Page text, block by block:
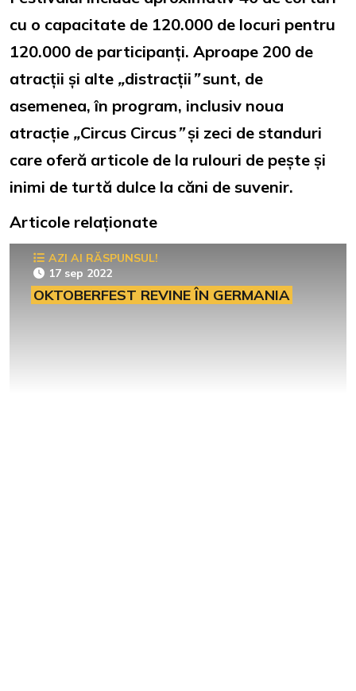
cu o capacitate de 120.000 de locuri pentru
120.000 de participanți. Aproape 200 de
atracții și alte „distracții”sunt, de
asemenea, în program, inclusiv noua
atracție „Circus Circus”și zeci de standuri
care oferă articole de la rulouri de pește și
inimi de turtă dulce la căni de suvenir.
Articole relaționate
AZI AI RĂSPUNSUL!
17 sep 2022
OKTOBERFEST REVINE ÎN GERMANIA